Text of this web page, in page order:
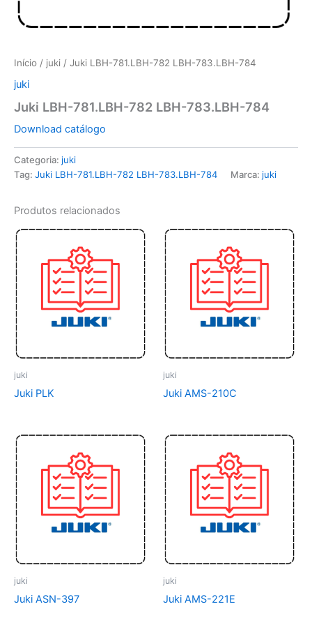
Início / juki / Juki LBH-781.LBH-782 LBH-783.LBH-784
juki
Juki LBH-781.LBH-782 LBH-783.LBH-784
Download catálogo
Categoria: juki
Tag: Juki LBH-781.LBH-782 LBH-783.LBH-784 Marca: juki
Produtos relacionados
juki
Juki PLK
juki
Juki AMS-210C
juki
Juki ASN-397
juki
Juki AMS-221E